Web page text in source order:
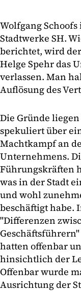
Wolfgang
Stadtwerke SH.
berichtet, wird
Helge Spehr das
verlassen. Man
Auflösung des
Die Gründe
spekuliert über
Machtkampf an
Unternehmens.
Führungskräften
was in der Stadt
und wohl
beschäftigt habe.
"Differenzen
hatten offenbar
hinsichtlich der
Offenbar wurde
Ausrichtung der